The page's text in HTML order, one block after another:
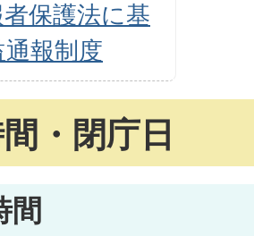
保護法に基
報制度
・閉庁日
間